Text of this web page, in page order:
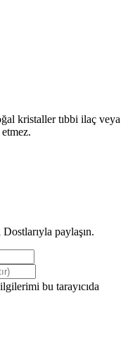
kristaller tıbbi ilaç veya
paylaşın.
bu tarayıcıda